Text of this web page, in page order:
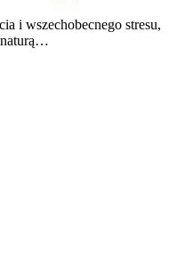
i wszechobecnego stresu,
naturą…